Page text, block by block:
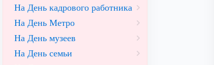
На День кадрового работника
На День Метро
На День музеев
На День семьи